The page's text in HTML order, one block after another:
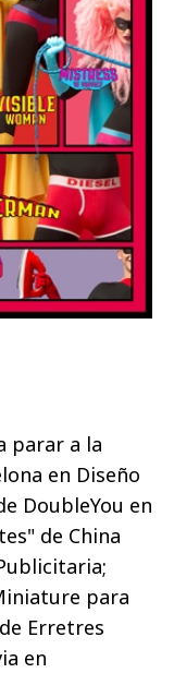
parar a la
en Diseño
DoubleYou en
de China
para
Erretres
en